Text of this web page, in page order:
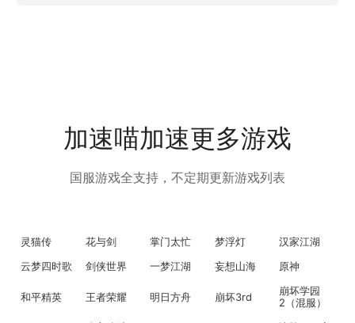
加速喵加速更多游戏
国服游戏全支持，不定期更新游戏列表
灵猫传 花与剑 掌门太忙 梦浮灯
汉家江湖
云梦四时歌
剑侠世界 一梦江湖 妄想山海 原神
和平精英 王者荣耀 明日方舟 崩坏3rd
崩坏学园
2（混服）